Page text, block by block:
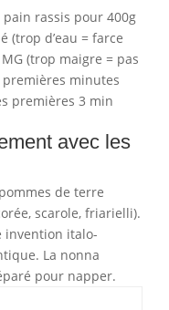
rassis pour 400g
(trop d’eau = farce
(trop maigre = pas
minutes
premières 3 min
avec les
de terre
scarole, friarielli).
invention italo-
La nonna
pour napper.